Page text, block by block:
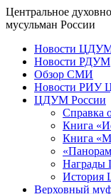
Центральное
мусульман России
Новости
Новости РДУМ
Обзор СМИ
Новости РИУ
ЦДУМ России
Справка
Книга
Книга
Награды
История
Верховный